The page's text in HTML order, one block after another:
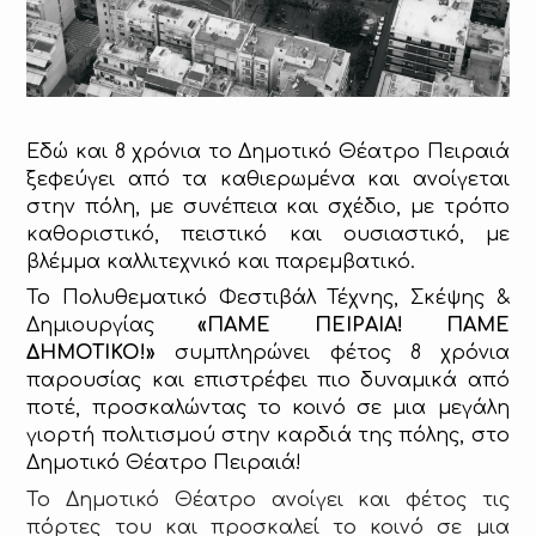
Εδώ και 8 χρόνια το Δημοτικό Θέατρο Πειραιά
ξεφεύγει από τα καθιερωμένα και ανοίγεται
στην πόλη, με συνέπεια και σχέδιο, με τρόπο
καθοριστικό, πειστικό και ουσιαστικό, με
βλέμμα καλλιτεχνικό και παρεμβατικό.
Το Πολυθεματικό Φεστιβάλ Τέχνης, Σκέψης &
Δημιουργίας«ΠΑΜΕ ΠΕΙΡΑΙΑ! ΠΑΜΕ
ΔΗΜΟΤΙΚΟ!» συμπληρώνει φέτος 8 χρόνια
παρουσίας και επιστρέφει πιο δυναμικά από
ποτέ, προσκαλώντας το κοινό σε μια μεγάλη
γιορτή πολιτισμού στην καρδιά της πόλης, στο
Δημοτικό Θέατρο Πειραιά!
Το Δημοτικό Θέατρο ανοίγει και φέτος τις
πόρτες του και προσκαλεί το κοινό σε μια